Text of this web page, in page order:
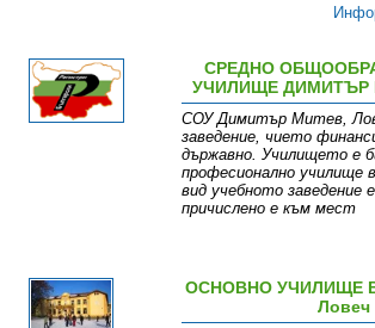
СРЕДНО
УЧИЛИЩЕ ДИМИТЪР
СОУ Димитър Митев,
заведение, чието
държавно. Училището е
професионално училище
вид учебното заведение
причислено е към мест
ОСНОВНО УЧИЛИЩЕ
Ловеч